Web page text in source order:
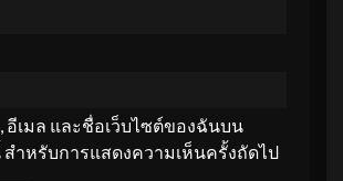
เมล และชื่อเว็บไซต์ของฉันบน
สำหรับการแสดงความเห็นครั้งถัดไป